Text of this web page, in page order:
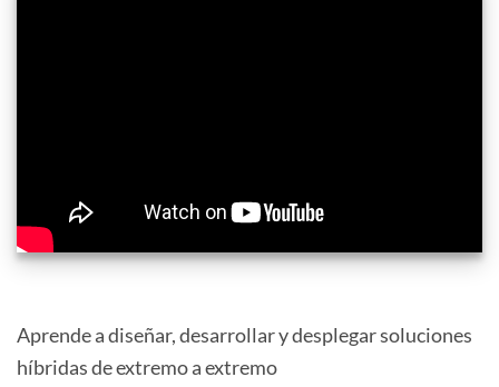
Aprende a diseñar, desarrollar y desplegar soluciones
híbridas de extremo a extremo